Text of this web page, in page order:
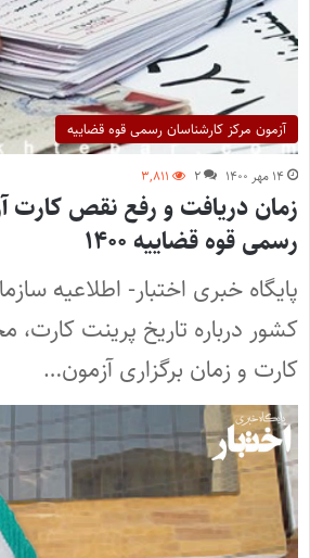
آزمون مرکز کارشناسان رسمی قوه قضاییه
۱۴ مهر ۱۴۰۰ ۲ ۳,۸۱۱
زمان دریافت و رفع نقص کارت
رسمی قوه قضاییه ۱۴۰۰
پایگاه خبری اختبار- اطلاعیه
کشور درباره‌ تاریخ پرینت
کارت و زمان‌ برگزاری آزمون…